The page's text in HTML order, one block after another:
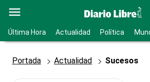
Última Hora Actualidad Política
Portada Actualidad Sucesos